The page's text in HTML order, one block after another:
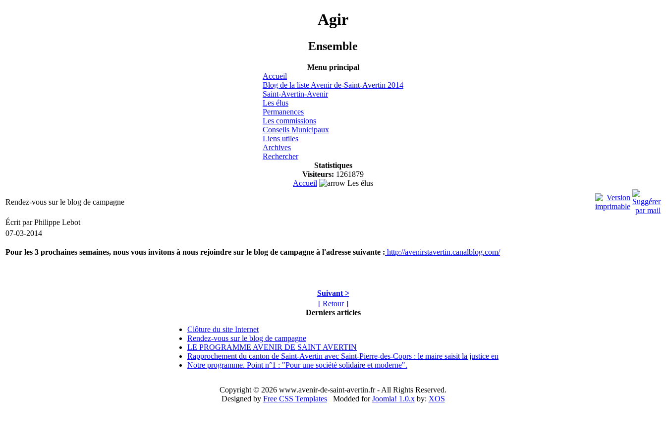
Agir
Ensemble
Menu principal
Accueil
Blog de la liste Avenir de-Saint-Avertin 2014
Saint-Avertin-Avenir
Les élus
Permanences
Les commissions
Conseils Municipaux
Liens utiles
Archives
Rechercher
Statistiques
Visiteurs: 1261879
Accueil
Les élus
Rendez-vous sur le blog de campagne
Écrit par Philippe Lebot
07-03-2014
Pour les 3 prochaines semaines, nous vous invitons à nous rejoindre sur le blog de campagne à l'adresse suivante : http://avenirstavertin.canalblog.com/
Suivant >
[ Retour ]
Derniers articles
Clôture du site Internet
Rendez-vous sur le blog de campagne
LE PROGRAMME AVENIR DE SAINT AVERTIN
Rapprochement du canton de Saint-Avertin avec Saint-Pierre-des-Coprs : le maire saisit la justice en
Notre programme. Point n°1 : "Pour une société solidaire et moderne".
Copyright © 2026 www.avenir-de-saint-avertin.fr - All Rights Reserved.
Designed by Free CSS TemplatesModded forJoomla! 1.0.xby: XOS